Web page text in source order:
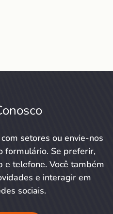
setores ou envie-nos
formulário. Se preferir,
telefone. Você também
e interagir em
sociais.